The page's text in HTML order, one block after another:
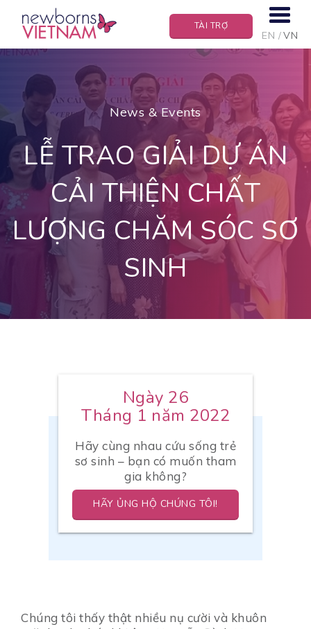
EN VN
TÀI TRỢ
News & Events
LỄ TRAO GIẢI DỰ ÁN
CẢI THIỆN CHẤT
LƯỢNG CHĂM SÓC SƠ
SINH
Ngày 26
Tháng 1 năm 2022
Hãy cùng nhau cứu sống trẻ
sơ sinh – bạn có muốn tham
gia không?
HÃY ỦNG HỘ CHÚNG TÔI!
Chúng tôi thấy thật nhiều nụ cười và khuôn